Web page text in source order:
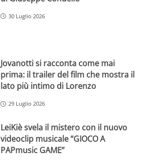
30 Luglio 2026
Jovanotti si racconta come mai
prima: il trailer del film che mostra il
lato più intimo di Lorenzo
29 Luglio 2026
LeiKiè svela il mistero con il nuovo
videoclip musicale “GIOCO A
PAPmusic GAME”